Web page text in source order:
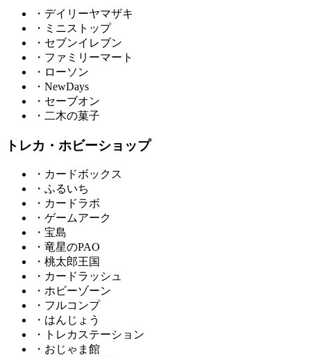
・デイリーヤマザキ
・ミニストップ
・セブンイレブン
・ファミリーマート
・ローソン
・NewDays
・セーブオン
・二木の菓子
トレカ・ホビーショップ
・カードボックス
・ふるいち
・カードラボ
・ゲームアーク
・宝島
・竜星のPAO
・桃太郎王国
・カードラッシュ
・ホビーゾーン
・フルコンプ
・はんじょう
・トレカステーション
・おじゃま館